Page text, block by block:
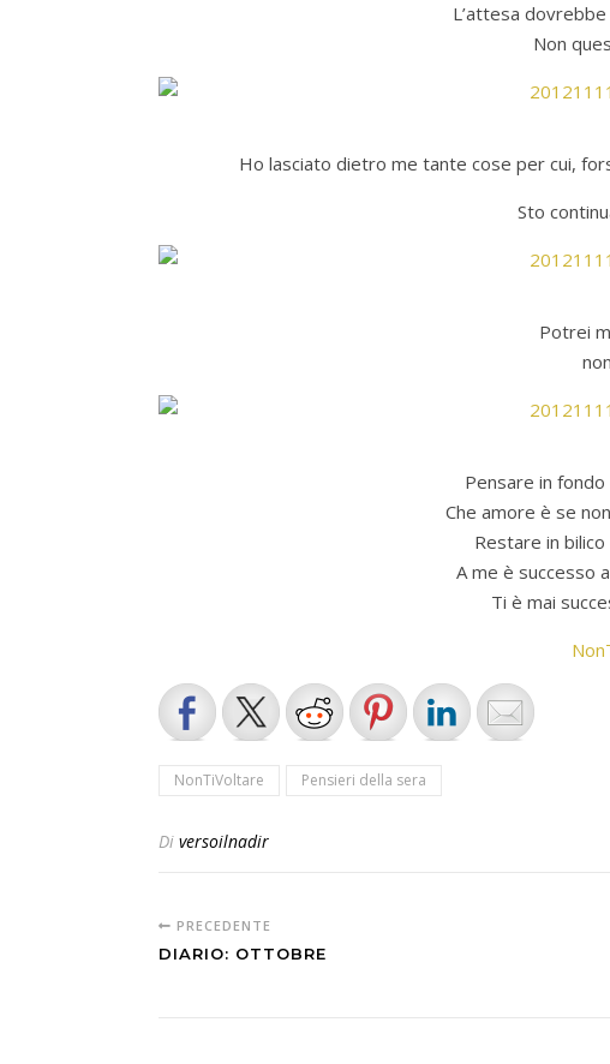
L’attesa
Non
Ho lasciato dietro me tante cose per cui,
Sto
Potrei
Pensare in
Che amore è se
Restare in
A me è successo
Ti è mai
NonTiVoltare Pensieri della sera
Di versoilnadir
PRECEDENTE
DIARIO: OTTOBRE